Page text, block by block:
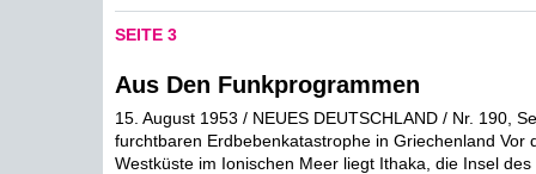
SEITE 3
Aus Den Funkprogrammen
15. August 1953 / NEUES DEUTSCHLAND / Nr. 190,
furchtbaren Erdbebenkatastrophe in Griechenland Vor
Westküste im Ionischen Meer liegt Ithaka, die Insel